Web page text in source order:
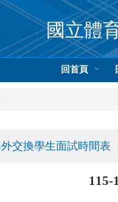
國立體
回首頁
交換學生面試時間表
115-